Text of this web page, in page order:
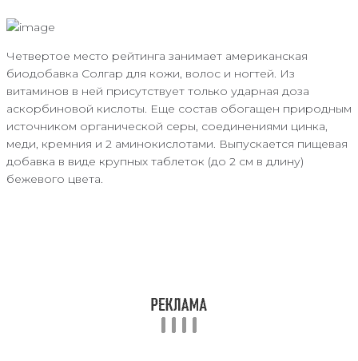
Четвертое место рейтинга занимает американская
биодобавка Солгар для кожи, волос и ногтей. Из
витаминов в ней присутствует только ударная доза
аскорбиновой кислоты. Еще состав обогащен природным
источником органической серы, соединениями цинка,
меди, кремния и 2 аминокислотами. Выпускается пищевая
добавка в виде крупных таблеток (до 2 см в длину)
бежевого цвета.